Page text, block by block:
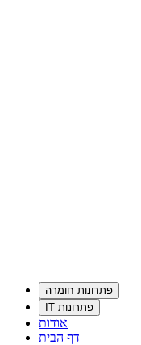
פתרונות חומרה
פתרונות IT
אודות
דף הבית